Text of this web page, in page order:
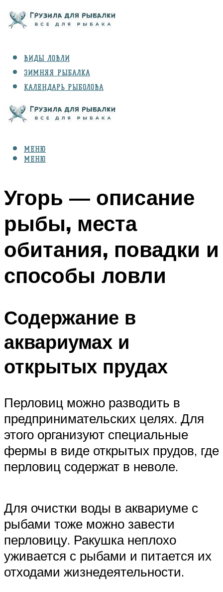
ВИДЫ ЛОВЛИ
ЗИМНЯЯ РЫБАЛКА
КАЛЕНДАРЬ РЫБОЛОВА
СНАРЯЖЕНИЕ
МЕНЮ
МЕНЮ
Угорь — описание
рыбы, места
обитания, повадки и
способы ловли
Содержание в
аквариумах и
открытых прудах
Перловиц можно разводить в
предпринимательских целях. Для
этого организуют специальные
фермы в виде открытых прудов, где
перловиц содержат в неволе.
Для очистки воды в аквариуме с
рыбами тоже можно завести
перловицу. Ракушка неплохо
уживается с рыбами и питается их
отходами жизнедеятельности.